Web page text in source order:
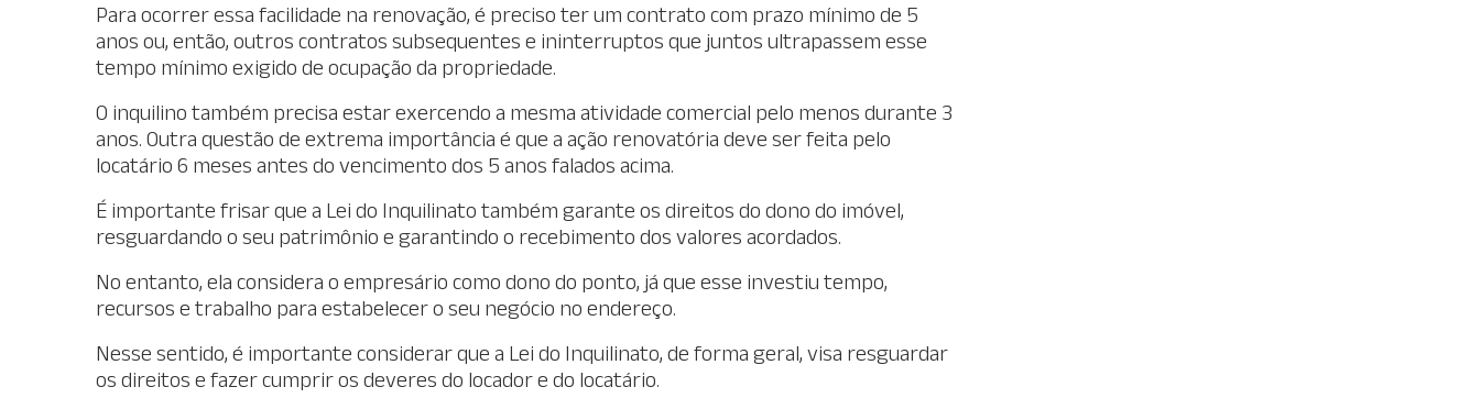
Para ocorrer essa facilidade na renovação, é preciso ter um contrato com prazo mínimo de 5
anos ou, então, outros contratos subsequentes e ininterruptos que juntos ultrapassem esse
tempo mínimo exigido de ocupação da propriedade.
O inquilino também precisa estar exercendo a mesma atividade comercial pelo menos durante 3
anos. Outra questão de extrema importância é que a ação renovatória deve ser feita pelo
locatário 6 meses antes do vencimento dos 5 anos falados acima.
É importante frisar que a Lei do Inquilinato também garante os direitos do dono do imóvel,
resguardando o seu patrimônio e garantindo o recebimento dos valores acordados.
No entanto, ela considera o empresário como dono do ponto, já que esse investiu tempo,
recursos e trabalho para estabelecer o seu negócio no endereço.
Nesse sentido, é importante considerar que a Lei do Inquilinato, de forma geral, visa resguardar
os direitos e fazer cumprir os deveres do locador e do locatário.